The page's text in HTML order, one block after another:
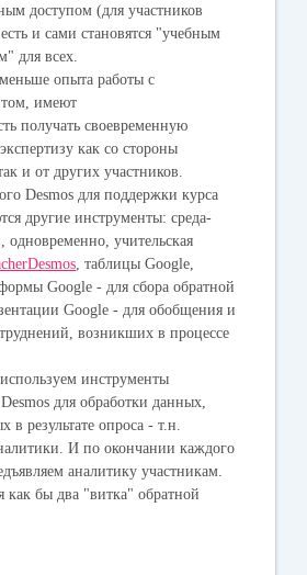
доступом (для участников
и сами становятся "учебным
для всех.
опыта работы с
имеют
получать своевременную
как со стороны
и от других участников.
Desmos для поддержки курса
другие инструменты: среда-
одновременно, учительская
, таблицы Google,
Google - для сбора обратной
Google - для обобщения и
возникших в процессе
инструменты
для обработки данных,
в результате опроса - т.н.
И по окончании каждого
аналитику участникам.
как бы два "витка" обратной